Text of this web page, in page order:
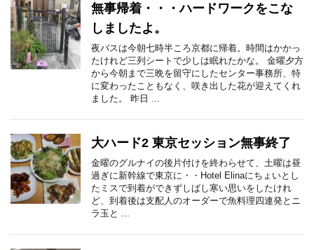
無事帰着・・・ハードワークをこな
しましたよ。
夜バスは今朝七時半ころ京都に帰着。時間はかかっ
たけれど三列シートで少しは眠れたかな。 金曜夕方
から今朝まで三晩を留守にしたセンター事務所、特
に変わったこともなく、咲き出した花が迎えてくれ
ました。 昨日 ...
大ハード2 東京セッション無事終了
金曜のグルナイの後片付けを終わらせて、土曜は昼
過ぎに新幹線で東京に・・Hotel Elinaにちょいとし
たミスで到着ができずしばし寒い思いをしたけれ
ど、到着後は支配人のオーダーで魚料理四連発とニ
ラ玉と ...